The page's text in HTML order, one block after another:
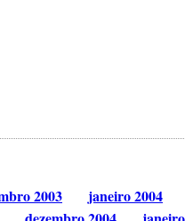
2003 janeiro 2004